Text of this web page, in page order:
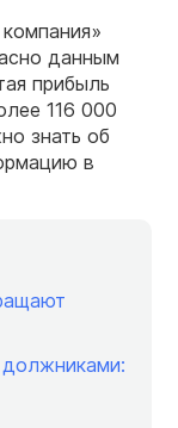
данным
прибыль
116 000
знать об
в
должниками: